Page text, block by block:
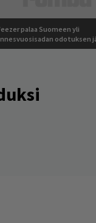
palaa Suomeen yli
odotuksen